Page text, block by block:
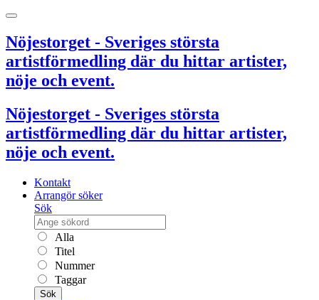
Nöjestorget - Sveriges största
artistförmedling där du hittar artister,
nöje och event.
Nöjestorget - Sveriges största
artistförmedling där du hittar artister,
nöje och event.
Kontakt
Arrangör söker
Sök
Alla
Titel
Nummer
Taggar
Sök